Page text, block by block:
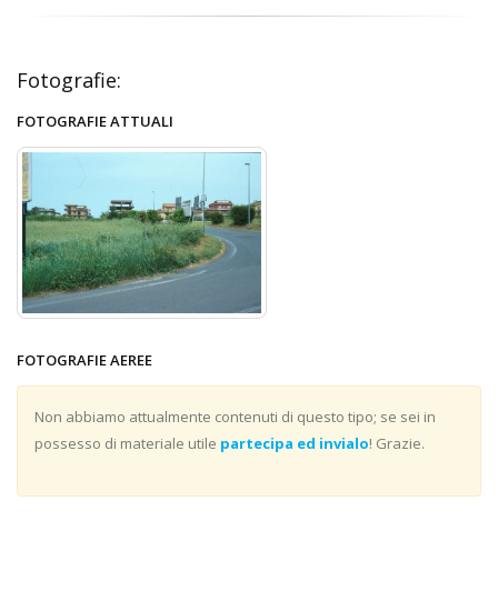
Fotografie:
FOTOGRAFIE ATTUALI
FOTOGRAFIE AEREE
Non abbiamo attualmente contenuti di questo tipo; se sei in
possesso di materiale utile partecipa ed invialo! Grazie.